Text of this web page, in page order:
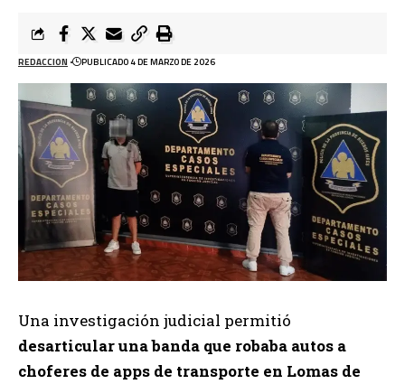
REDACCION PUBLICADO 4 DE MARZO DE 2026
Una investigación judicial permitió
desarticular una banda que robaba autos a
choferes de apps de transporte en Lomas de